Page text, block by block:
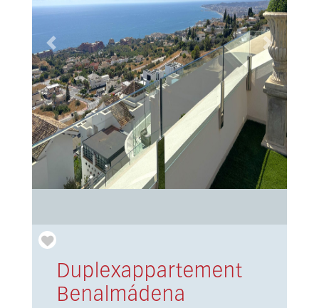
Previous Next
Duplexappartement
Benalmádena